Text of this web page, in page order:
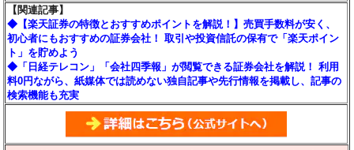
【関連記事】
◆【楽天証券の特徴とおすすめポイントを解説！】売買手数料が安く、
初心者にもおすすめの証券会社！ 取引や投資信託の保有で「楽天ポイン
ト」を貯めよう
◆「日経テレコン」「会社四季報」が閲覧できる証券会社を解説！ 利用
料0円ながら、紙媒体では読めない独自記事や先行情報を掲載し、記事の
検索機能も充実